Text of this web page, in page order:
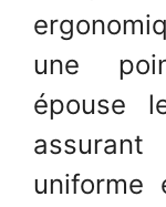
une
épouse
uniforme